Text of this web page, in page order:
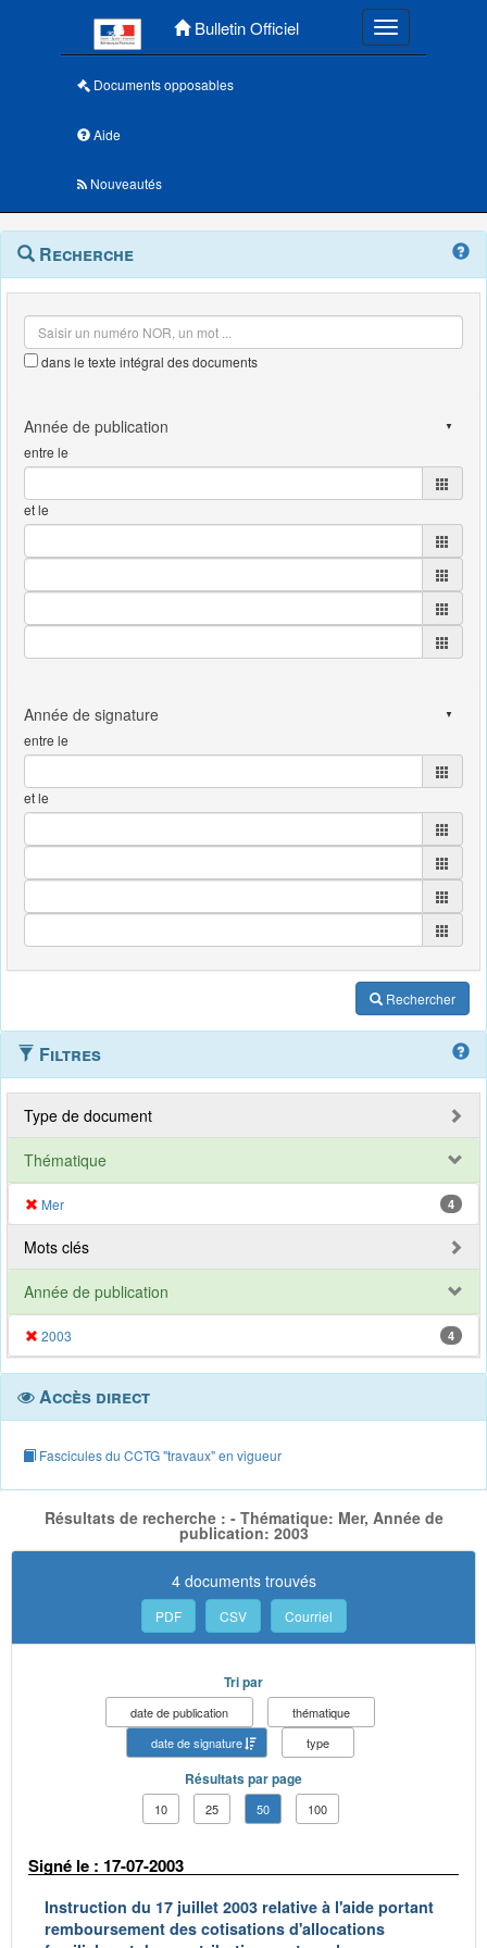
Bulletin Officiel Toggle
Documents opposables
Aide
Nouveautés
Navigation
outils
Menu
contextuel
Recherche
dans le texte intégral des documents
entre le
et le
entre le
et le
Rechercher
Filtres
Type de document
Thématique
Mer 4
Mots clés
Année de publication
2003 4
Accès direct
Fascicules du CCTG "travaux" en vigueur
Résultats de recherche : - Thématique: Mer, Année de
publication: 2003
4 documents trouvés
PDF CSV Courriel
Tri par
date de publication
thématique
date de signature
type
Résultats par page
10 25 50 100
Signé le : 17-07-2003
Instruction du 17 juillet 2003 relative à l'aide portant
remboursement des cotisations d'allocations